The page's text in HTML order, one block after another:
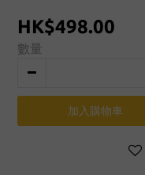
HK$498.00
數量
加入購物車